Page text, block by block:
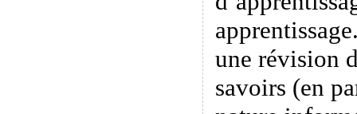
une révision
savoirs (en